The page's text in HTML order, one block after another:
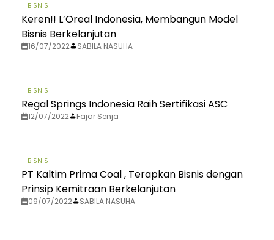
BISNIS
Keren!! L’Oreal Indonesia, Membangun Model
Bisnis Berkelanjutan
16/07/2022 SABILA NASUHA
BISNIS
Regal Springs Indonesia Raih Sertifikasi ASC
12/07/2022 Fajar Senja
BISNIS
PT Kaltim Prima Coal , Terapkan Bisnis dengan
Prinsip Kemitraan Berkelanjutan
09/07/2022 SABILA NASUHA